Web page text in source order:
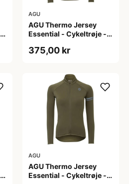
AGU
AGU Thermo Jersey
Essential - Cykeltrøje -
M
375,00 kr
AGU
AGU Thermo Jersey
Essential - Cykeltrøje -